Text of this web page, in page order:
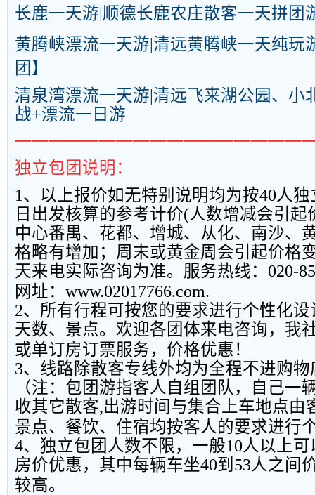
长鹿一天游|顺德长鹿农庄散客一天拼团
黄腾峡漂流一天游|清远黄腾峡一天纯玩
团】
清泉湾漂流一天游|清远飞来湖公园、小
战+漂流一日游
独立包团说明：
1、以上报价如无特别说明均为按40人
日出发核算的参考计价(人数增减会引起
中心番禺、花都、增城、从化、南沙、
格略有增加；周末或黄金周会引起价格
天来电实际咨询为准。服务热线： 020-
网址： www.02017766.com.
2、所有行程可按您的要求进行个性化
天数、景点。欢迎各团体来电咨询，我
或单订房订票服务，价格优惠！
3、线路除散客专线外均为全程不进购
（注：包团游指客人自组团队，自己一
收其它散客,出游时间与集合上车地点由
景点、餐饮、住宿均按客人的要求进行
4、独立包团人数不限，一般10人以上
房价优惠，其中每辆车坐40到 53人之间
较高。